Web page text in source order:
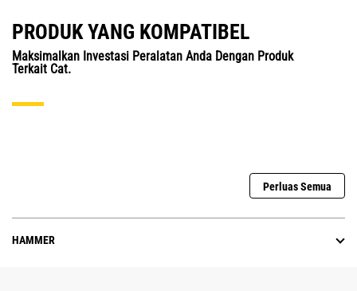
PRODUK YANG KOMPATIBEL
Maksimalkan Investasi Peralatan Anda Dengan Produk
Terkait Cat.
Perluas Semua
HAMMER